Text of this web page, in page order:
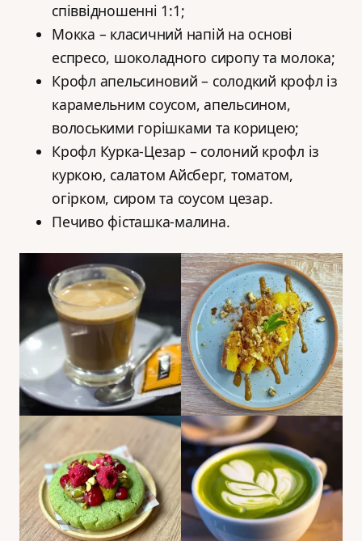
співвідношенні 1:1;
Мокка – класичний напій на основі
еспресо, шоколадного сиропу та молока;
Крофл апельсиновий – солодкий крофл із
карамельним соусом, апельсином,
волоськими горішками та корицею;
Крофл Курка-Цезар – солоний крофл із
куркою, салатом Айсберг, томатом,
огірком, сиром та соусом цезар.
Печиво фісташка-малина.